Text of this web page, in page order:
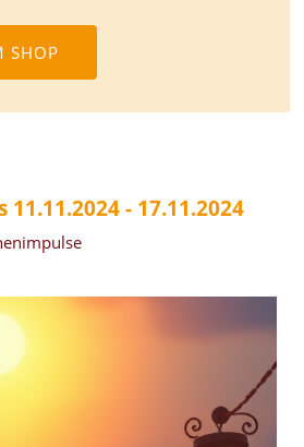
SHOP
- 17.11.2024